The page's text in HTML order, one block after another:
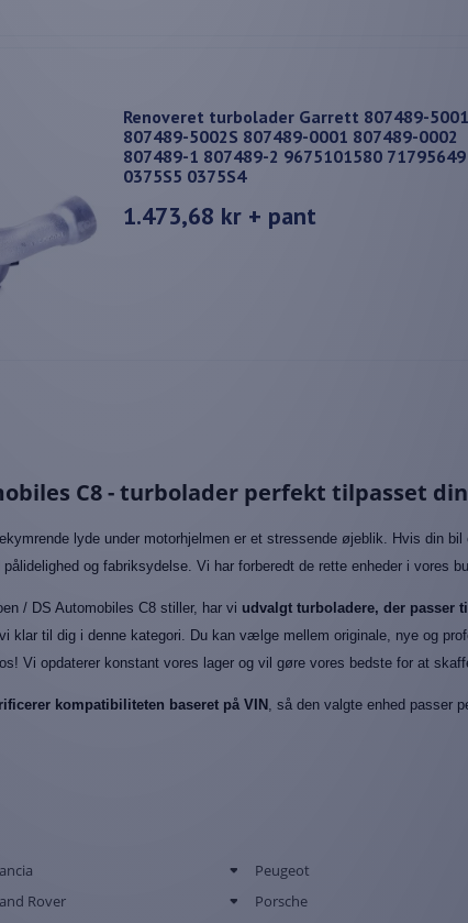
Renoveret turbolader Garrett 807489-
807489-5002S 807489-0001 807489-0002
807489-1 807489-2 9675101580 71795649
0375S5 0375S4
1.473,68 kr + pant
C8 - turbolader perfekt tilpasset
lyde under motorhjelmen er et stressende øjeblik. Hvis din
og fabriksydelse. Vi har forberedt de rette enheder i vores
/ DS Automobiles C8 stiller, har vi udvalgt turboladere, der passer
klar til dig i denne kategori. Du kan vælge mellem originale, nye og
Vi opdaterer konstant vores lager og vil gøre vores bedste for at
kompatibiliteten baseret på VIN, så den valgte enhed passer
Rover
Peugeot
Porsche